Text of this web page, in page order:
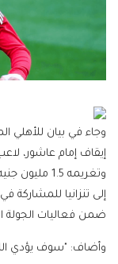
وجاء في بيان للأهلي
إيقاف إمام عاشور،
وتغريمه 1.5
إلى تنزانيا للمشاركة
ضمن فعاليات الجولة
وأضاف: "سوف يؤدي